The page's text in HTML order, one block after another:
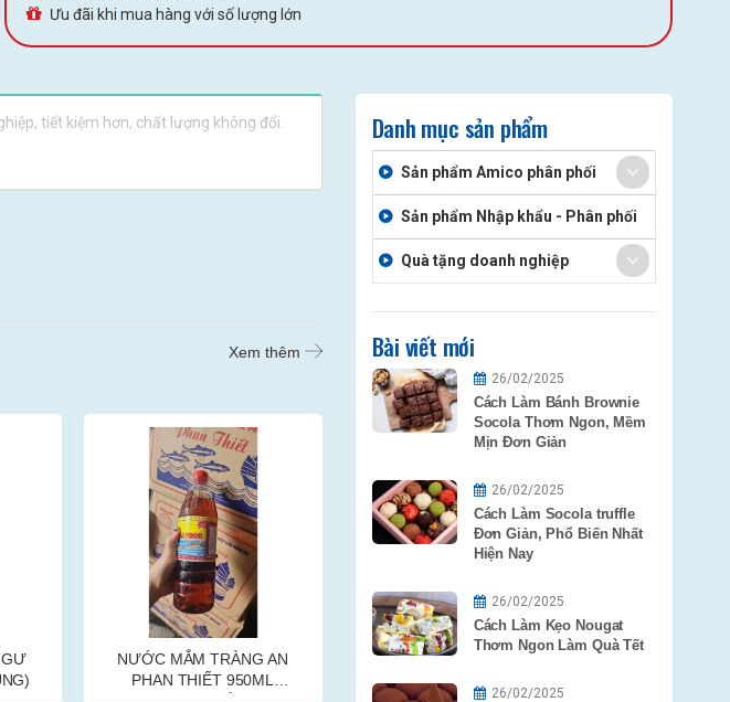
Ưu đãi khi mua hàng với số lượng lớn
tiết kiệm hơn, chất lượng không đổi.
Xem thêm
AN
NƯỚC MẮM NAM NGƯ SIÊU
TIẾT KIỆM 800ML
DẦU ĂN MEIZAN GOLD 5L
Danh mục sản phẩm
Sản phẩm Amico phân phối
Sản phẩm Nhập khẩu - Phân phối
Quà tặng doanh nghiệp
Bài viết mới
26/02/2025
Cách Làm Bánh Brownie
Socola Thơm Ngon, Mềm
Mịn Đơn Giản
26/02/2025
Cách Làm Socola truffle
Đơn Giản, Phổ Biến Nhất
Hiện Nay
26/02/2025
Cách Làm Kẹo Nougat
Thơm Ngon Làm Quà Tết
26/02/2025